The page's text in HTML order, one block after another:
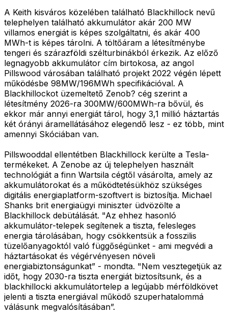
A Keith kisváros közelében található Blackhillock nevű
telephelyen található akkumulátor akár 200 MW
villamos energiát is képes szolgáltatni, és akár 400
MWh-t is képes tárolni. A töltőáram a létesítménybe
tengeri és szárazföldi szélturbinákból érkezik. Az előző
legnagyobb akkumulátor cím birtokosa, az angol
Pillswood városában található projekt 2022 végén lépett
működésbe 98MW/196MWh specifikációval. A
Blackhillockot üzemeltető Zenob? cég szerint a
létesítmény 2026-ra 300MW/600MWh-ra bővül, és
ekkor már annyi energiát tárol, hogy 3,1 millió háztartás
két órányi áramellátásához elegendő lesz - ez több, mint
amennyi Skóciában van.
Pillswooddal ellentétben Blackhillock kerülte a Tesla-
termékeket. A Zenobe az új telephelyen használt
technológiát a finn Wartsila cégtől vásárolta, amely az
akkumulátorokat és a működtetésükhöz szükséges
digitális energiaplatform-szoftvert is biztosítja. Michael
Shanks brit energiaügyi miniszter üdvözölte a
Blackhillock debütálását. "Az ehhez hasonló
akkumulátor-telepek segítenek a tiszta, felesleges
energia tárolásában, hogy csökkentsük a fosszilis
tüzelőanyagoktól való függőségünket - ami megvédi a
háztartásokat és végérvényesen növeli
energiabiztonságunkat” - mondta. "Nem vesztegetjük az
időt, hogy 2030-ra tiszta energiát biztosítsunk, és a
blackhillocki akkumulátortelep a legújabb mérföldkövet
jelenti a tiszta energiával működő szuperhatalommá
válásunk megvalósításában”.